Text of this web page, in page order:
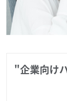
"企業向け